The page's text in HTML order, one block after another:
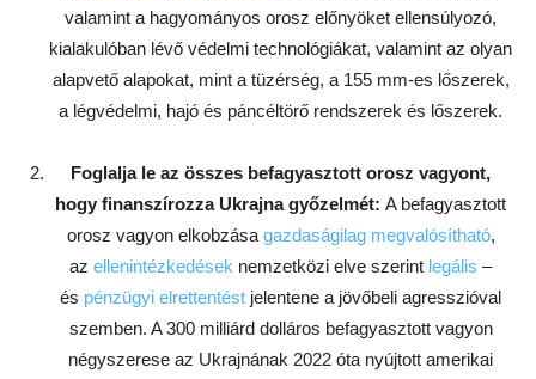
valamint a hagyományos orosz előnyöket ellensúlyozó,
kialakulóban lévő védelmi technológiákat, valamint az olyan
alapvető alapokat, mint a tüzérség, a 155 mm-es lőszerek,
a légvédelmi, hajó és páncéltörő rendszerek és lőszerek.
Foglalja le az összes befagyasztott orosz vagyont,
hogy finanszírozza Ukrajna győzelmét: A befagyasztott
orosz vagyon elkobzása gazdaságilag megvalósítható,
az ellenintézkedések nemzetközi elve szerint legális –
és pénzügyi elrettentést jelentene a jövőbeli agresszióval
szemben. A 300 milliárd dolláros befagyasztott vagyon
négyszerese az Ukrajnának 2022 óta nyújtott amerikai